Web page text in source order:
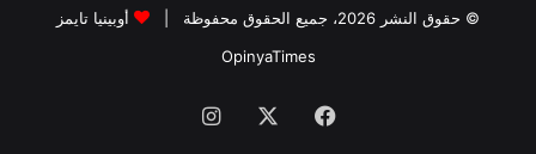
© حقوق النشر 2026، جميع الحقوق محفوظة |
أوبينيا تايمز
OpinyaTimes
فيسبوك انستقرام